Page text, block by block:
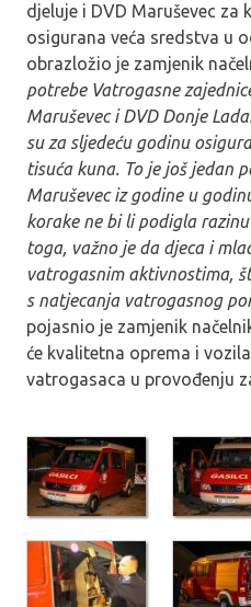
djeluje i DVD Maruševec za
osigurana veća sredstva u
obrazložio je zamjenik
potrebe Vatrogasne
Maruševec i DVD Donje
su za sljedeću godinu
tisuća kuna. To je još jedan
Maruševec iz godine u
korake ne bi li podigla
toga, važno je da djeca i
vatrogasnim aktivnostima,
s natjecanja vatrogasnog
pojasnio je zamjenik
će kvalitetna oprema i
vatrogasaca u provođenju